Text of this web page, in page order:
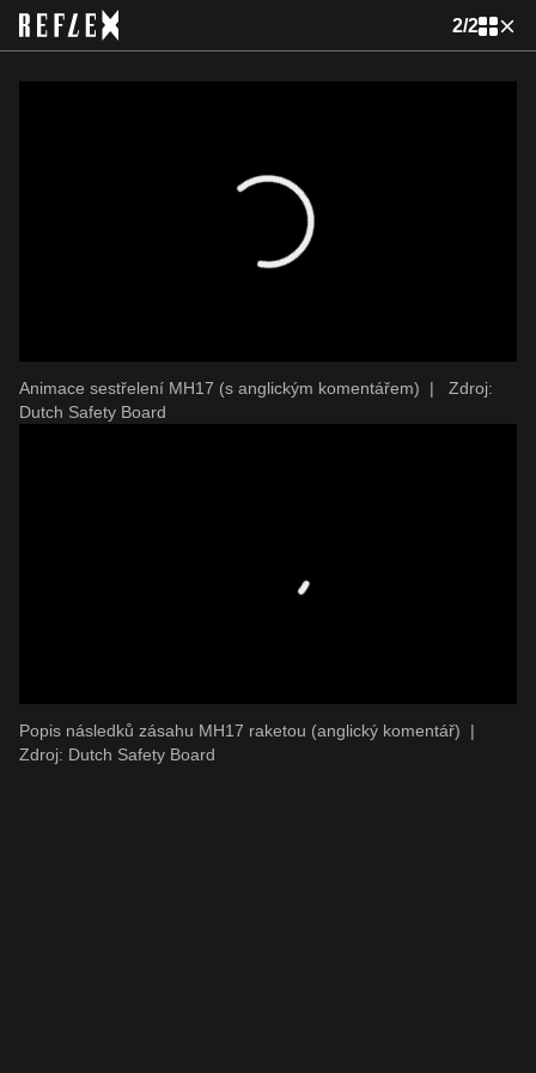
2/2
Animace sestřelení MH17 (s anglickým komentářem) |
Zdroj:
Dutch Safety Board
Popis následků zásahu MH17 raketou (anglický komentář)
|
Zdroj: Dutch Safety Board